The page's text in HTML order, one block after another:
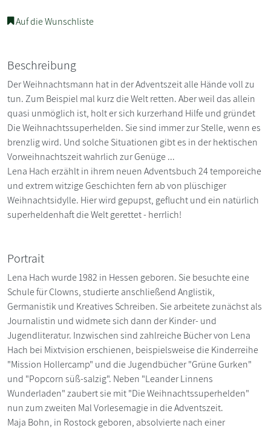
Auf die Wunschliste
Beschreibung
Der Weihnachtsmann hat in der Adventszeit alle Hände voll zu
tun. Zum Beispiel mal kurz die Welt retten. Aber weil das allein
quasi unmöglich ist, holt er sich kurzerhand Hilfe und gründet
Die Weihnachtssuperhelden. Sie sind immer zur Stelle, wenn es
brenzlig wird. Und solche Situationen gibt es in der hektischen
Vorweihnachtszeit wahrlich zur Genüge ...
Lena Hach erzählt in ihrem neuen Adventsbuch 24 temporeiche
und extrem witzige Geschichten fern ab von plüschiger
Weihnachtsidylle. Hier wird gepupst, geflucht und ein natürlich
superheldenhaft die Welt gerettet - herrlich!
Portrait
Lena Hach wurde 1982 in Hessen geboren. Sie besuchte eine
Schule für Clowns, studierte anschließend Anglistik,
Germanistik und Kreatives Schreiben. Sie arbeitete zunächst als
Journalistin und widmete sich dann der Kinder- und
Jugendliteratur. Inzwischen sind zahlreiche Bücher von Lena
Hach bei Mixtvision erschienen, beispielsweise die Kinderreihe
"Mission Hollercamp" und die Jugendbücher "Grüne Gurken"
und "Popcorn süß-salzig". Neben "Leander Linnens
Wunderladen" zaubert sie mit "Die Weihnachtssuperhelden"
nun zum zweiten Mal Vorlesemagie in die Adventszeit.
Maja Bohn, in Rostock geboren, absolvierte nach einer